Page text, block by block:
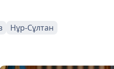
Нұр-Сұлтан